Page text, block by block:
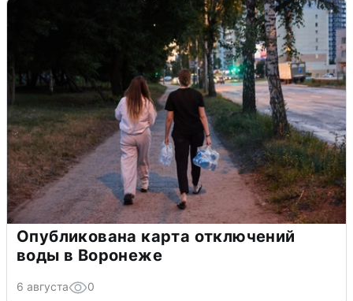
Опубликована карта отключений
воды в Воронеже
6 августа 0